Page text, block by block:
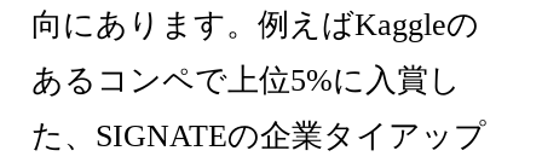
向にあります。例えばKaggleの
あるコンペで上位5%に入賞し
た、SIGNATEの企業タイアップ